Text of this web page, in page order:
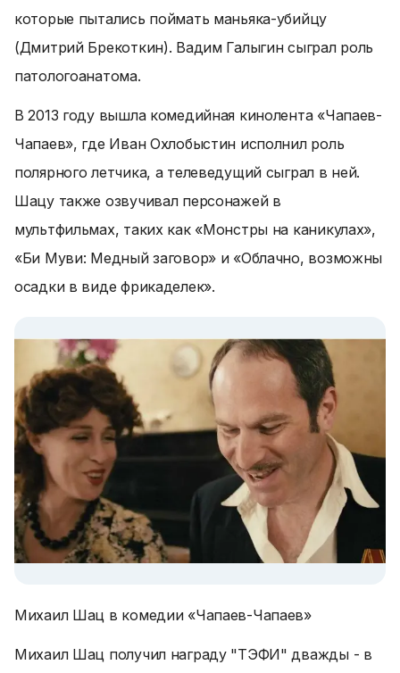
которые пытались поймать маньяка-убийцу
(Дмитрий Брекоткин). Вадим Галыгин сыграл роль
патологоанатома.
В 2013 году вышла комедийная кинолента «Чапаев-
Чапаев», где Иван Охлобыстин исполнил роль
полярного летчика, а телеведущий сыграл в ней.
Шацу также озвучивал персонажей в
мультфильмах, таких как «Монстры на каникулах»,
«Би Муви: Медный заговор» и «Облачно, возможны
осадки в виде фрикаделек».
Михаил Шац в комедии «Чапаев-Чапаев»
Михаил Шац получил награду "ТЭФИ" дважды - в